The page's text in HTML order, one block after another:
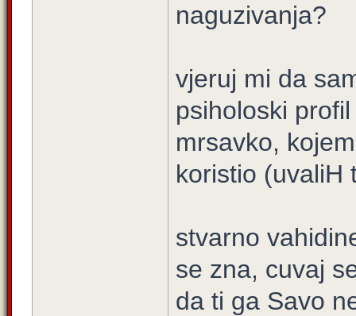
naguzivanja?
vjeruj mi da
psiholoski
mrsavko,
koristio (uvaliH
stvarno
se zna, cuvaj
da ti ga Savo